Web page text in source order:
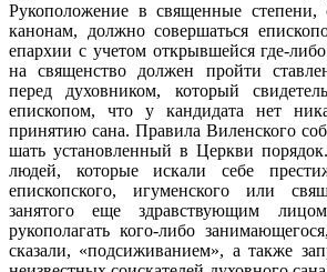
Рукоположение в священные степени,
канонам, должно со­вершаться
епархии с учетом открывшейся где-
на священство должен пройти
перед духовником, который
епископом, что у кандидата нет
принятию сана. Пра­вила Виленского
шать установленный в Церкви
людей, которые искали себе
епископско­го, игуменского или
занятого еще здравствующим
рукополагать кого-либо
сказа­ли, «подсиживанием», а также